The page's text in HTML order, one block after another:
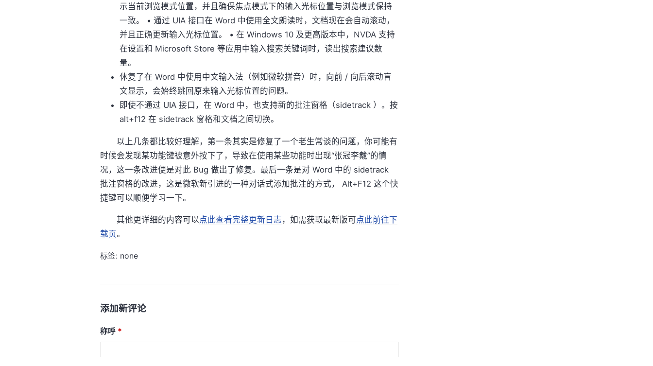
示当前浏览模式位置，并且确保焦点模式下的输入光标位置与浏览模式保持
一致。 • 通过 UIA 接口在 Word 中使用全文朗读时，文档现在会自动滚动，
并且正确更新输入光标位置。 • 在 Windows 10 及更高版本中，NVDA 支持
在设置和 Microsoft Store 等应用中输入搜索关键词时，读出搜索建议数
量。
休复了在 Word 中使用中文输入法（例如微软拼音）时，向前 / 向后滚动盲
文显示，会始终跳回原来输入光标位置的问题。
即使不通过 UIA 接口，在 Word 中，也支持新的批注窗格（sidetrack ）。按
alt+f12 在 sidetrack 窗格和文档之间切换。
以上几条都比较好理解，第一条其实是修复了一个老生常谈的问题，你可能有
时候会发现某功能键被意外按下了，导致在使用某些功能时出现“张冠李戴”的情
况，这一条改进便是对此 Bug 做出了修复。最后一条是对 Word 中的 sidetrack
批注窗格的改进，这是微软新引进的一种对话式添加批注的方式， Alt+F12 这个快
捷键可以顺便学习一下。
其他更详细的内容可以点此查看完整更新日志 ，如需获取最新版可点此前往下
载页。
标签: none
添加新评论
称呼